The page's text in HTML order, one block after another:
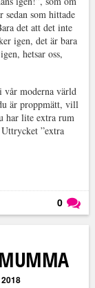
sedan som hittade
det att det inte
igen, det är bara
hetsar oss,
vår moderna värld
är proppmätt, vill
har lite extra rum
”extra
0